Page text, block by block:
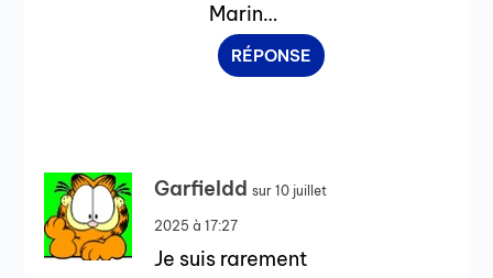
Marin…
RÉPONSE
Garfieldd sur 10 juillet
2025 à 17:27
Je suis rarement